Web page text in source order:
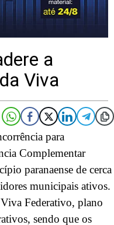
a
Viva
para
Complementar
paranaense de cerca
municipais ativos.
Federativo, plano
sendo que os